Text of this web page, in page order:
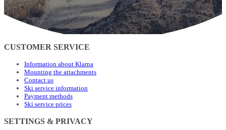
CUSTOMER SERVICE
Information about Klarna
Mounting the attachments
Contact us
Ski service information
Payment methods
Ski service prices
SETTINGS & PRIVACY